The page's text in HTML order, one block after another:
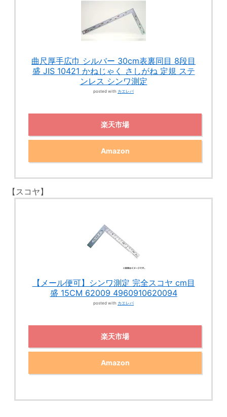
曲尺厚手広巾 シルバー 30cm表裏同目 8段目
盛 JIS 10421 かねじゃく さしがね 定規 ステ
ンレス シンワ測定
posted with カエレバ
楽天市場
Amazon
【スコヤ】
【メール便可】シンワ測定 完全スコヤ cm目
盛 15CM 62009 4960910620094
posted with カエレバ
楽天市場
Amazon